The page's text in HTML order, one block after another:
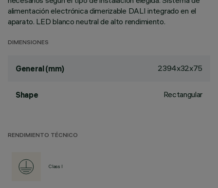
alimentación electrónica dimerizable DALI integrado en el
aparato. LED blanco neutral de alto rendimiento.
DIMENSIONES
General (mm) 2394x32x75
Shape Rectangular
RENDIMIENTO TÉCNICO
Class I